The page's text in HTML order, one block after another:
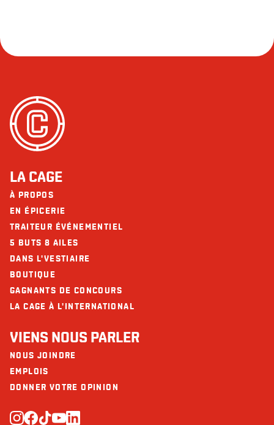
LA CAGE
À PROPOS
EN ÉPICERIE
TRAITEUR ÉVÉNEMENTIEL
5 BUTS 8 AILES
DANS L'VESTIAIRE
BOUTIQUE
GAGNANTS DE CONCOURS
LA CAGE À L'INTERNATIONAL
VIENS NOUS PARLER
NOUS JOINDRE
EMPLOIS
DONNER VOTRE OPINION